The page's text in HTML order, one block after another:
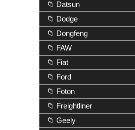
📁 Datsun
📁 Dodge
📁 Dongfeng
📁 FAW
📁 Fiat
📁 Ford
📁 Foton
📁 Freightliner
📁 Geely